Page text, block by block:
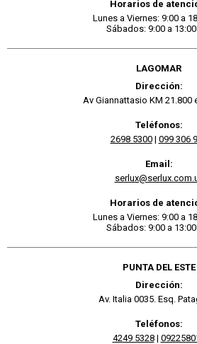
Horarios de
Lunes a Viernes: 9:00 a
Sábados: 9:00 a
LAGOMAR
Dirección:
Av Giannattasio KM 21.800
Teléfonos:
2698 5300| 099 306
Email:
Horarios de
Lunes a Viernes: 9:00 a
Sábados: 9:00 a
PUNTA DEL ESTE
Dirección:
Av. Italia 0035. Esq.
Teléfonos:
4249 5328|